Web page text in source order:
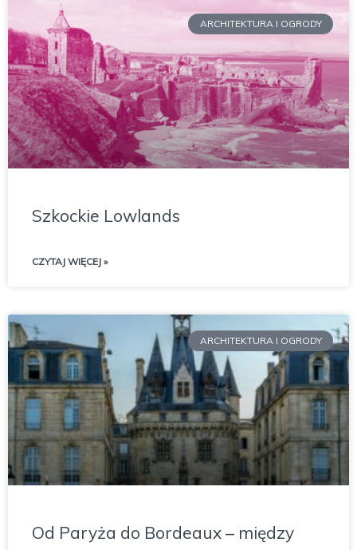
ARCHITEKTURA I OGRODY
Szkockie Lowlands
CZYTAJ WIĘCEJ »
ARCHITEKTURA I OGRODY
Od Paryża do Bordeaux – między